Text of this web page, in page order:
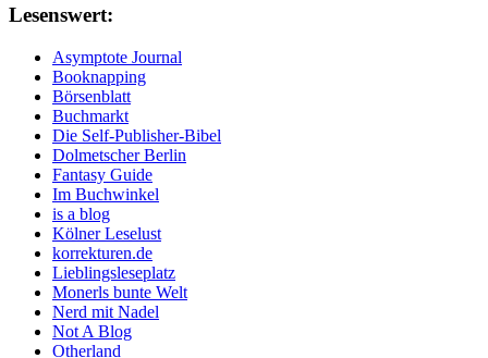
Lesenswert:
Asymptote Journal
Booknapping
Börsenblatt
Buchmarkt
Die Self-Publisher-Bibel
Dolmetscher Berlin
Fantasy Guide
Im Buchwinkel
is a blog
Kölner Leselust
korrekturen.de
Lieblingsleseplatz
Monerls bunte Welt
Nerd mit Nadel
Not A Blog
Otherland